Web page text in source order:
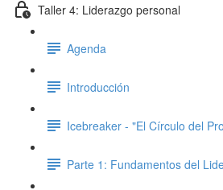
Taller 4: Liderazgo personal
Agenda
Introducción
Icebreaker - "El Círculo del
Parte 1: Fundamentos del